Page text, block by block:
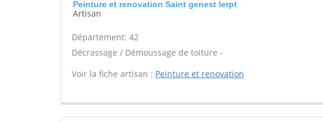
Peinture et renovation Saint genest lerpt
Artisan
Département: 42
Décrassage / Démoussage de toiture -
Voir la fiche artisan : Peinture et renovation